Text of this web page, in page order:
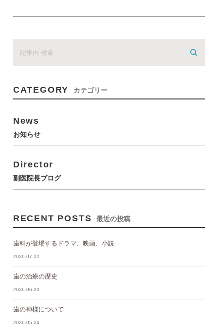
CATEGORY カテゴリー
News
お知らせ
Director
副医院長ブログ
RECENT POSTS 最近の投稿
歯科が登場するドラマ、映画、小説
2026.07.22
歯の治療の歴史
2026.06.20
歯の神様について
2026.05.24